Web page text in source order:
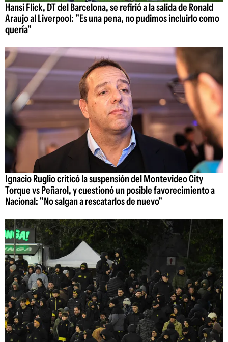
Hansi Flick, DT del Barcelona, se refirió a la salida de Ronald
Araujo al Liverpool: "Es una pena, no pudimos incluirlo como
quería"
Ignacio Ruglio criticó la suspensión del Montevideo City
Torque vs Peñarol, y cuestionó un posible favorecimiento a
Nacional: "No salgan a rescatarlos de nuevo"